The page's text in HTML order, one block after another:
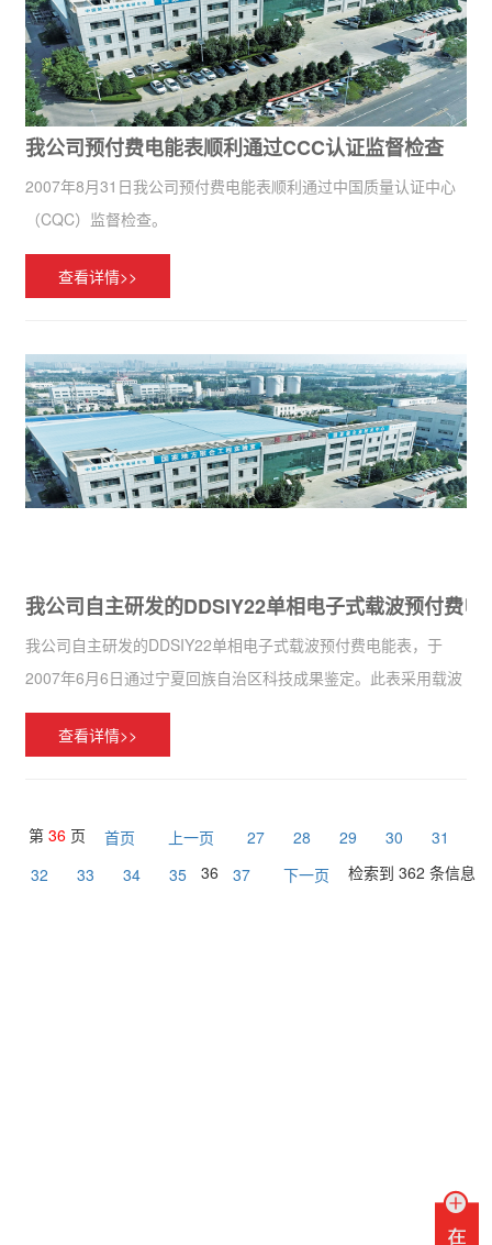
我公司预付费电能表顺利通过CCC认证监督检查
2007年8月31日我公司预付费电能表顺利通过中国质量认证中心
（CQC）监督检查。
查看详情>>
我公司自主研发的DDSIY22单相电子式载波预付费
我公司自主研发的DDSIY22单相电子式载波预付费电能表，于
2007年6月6日通过宁夏回族自治区科技成果鉴定。此表采用载波
通讯技术和CPU卡技术，可通过载波技术实现自动化集中管理，
并适时监控用电状态。
查看详情>>
第 36 页 首页 上一页 27 28 29 30
31
32
33 34 35 36 37 下一页 检索到 362 条信息